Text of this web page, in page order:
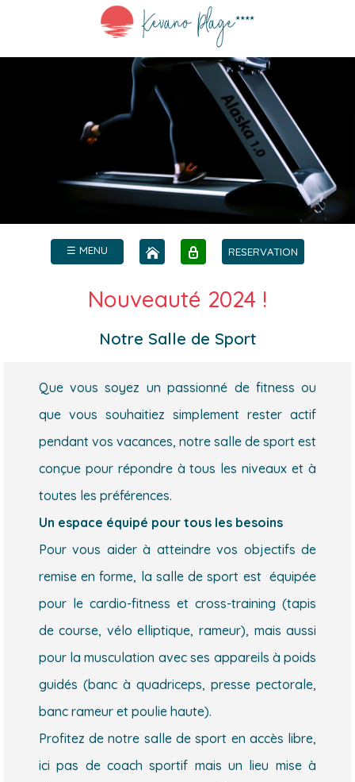
☰ MENU RESERVATION
Nouveauté 2024 !
Notre Salle de Sport
Que vous soyez un passionné de fitness ou
que vous souhaitiez simplement rester actif
pendant vos vacances, notre salle de sport est
conçue pour répondre à tous les niveaux et à
toutes les préférences.
Un espace équipé pour tous les besoins
Pour vous aider à atteindre vos objectifs de
remise en forme, la salle de sport est équipée
pour le cardio-fitness et cross-training (tapis
de course, vélo elliptique, rameur), mais aussi
pour la musculation avec ses appareils à poids
guidés (banc à quadriceps, presse pectorale,
banc rameur et poulie haute).
Profitez de notre salle de sport en accès libre,
ici pas de coach sportif mais un lieu mise à